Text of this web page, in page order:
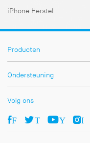
iPhone Herstel
Producten
Ondersteuning
Volg ons
Facebook Twitter Youtube Ins